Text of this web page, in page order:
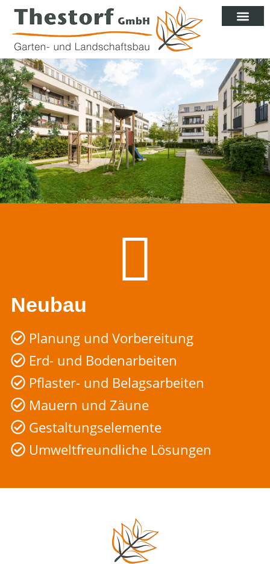
Neubau
Planung und Vorbereitung
Erd- und Bodenarbeiten
Pflaster- und Belagsarbeiten
Mauern und Zäune
Gestaltungselemente
Umweltfreundliche Lösungen